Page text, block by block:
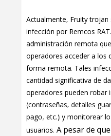
Actualmente, Fruity trojan
infección por Remcos
administración remota
operadores acceder a los
forma remota. Tales
cantidad significativa de
operadores pueden robar
(contraseñas, detalles
pago, etc.) y monitorear
usuarios. A pesar de